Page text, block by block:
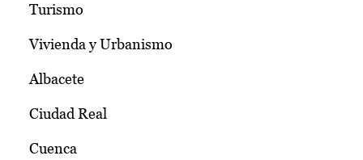
Turismo
Vivienda y Urbanismo
Albacete
Ciudad Real
Cuenca